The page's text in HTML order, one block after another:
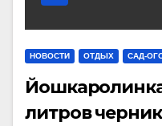
НОВОСТИ ОТДЫХ САД-
литров